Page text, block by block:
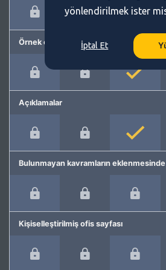
Örnek cümleler
Açıklamalar
Bulunmayan kavramların
Kişiselleştirilmiş ofis sayfası
yönlendirilmek ister
İptal Et